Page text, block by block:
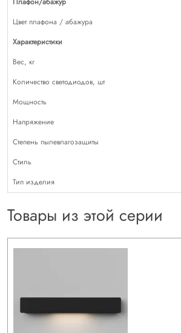
Цвет плафона / абажура
Характеристики
Вес, кг
Количество светодиодов, шт
Мощность
Напряжение
Степень пылевлагозащиты
Стиль
Тип изделия
Товары из этой серии